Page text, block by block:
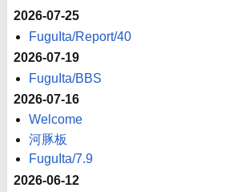
2026-07-25
FuguIta/Report/40
2026-07-19
FuguIta/BBS
2026-07-16
Welcome
河豚板
FuguIta/7.9
2026-06-12